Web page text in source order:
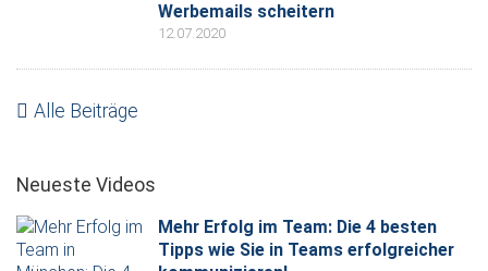
Werbemails scheitern
12.07.2020
Alle Beiträge
Neueste Videos
Mehr Erfolg im Team: Die 4 besten
Tipps wie Sie in Teams erfolgreicher